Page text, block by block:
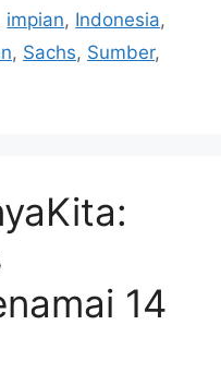
impian, Indonesia,
, Sachs, Sumber,
14